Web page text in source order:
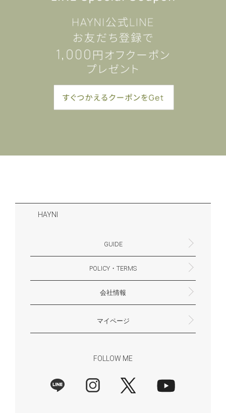
HAYNI
GUIDE
よくあるご質問・お問合せ
お支払いについて
配送・送料について
ギフトサービスについて
一緒に働く？(HAYNI採用情報サイトへ)
for Foreigners (overseas delivery)
POLICY・TERMS
返品・交換について
プライバシーポリシー
特定商取引法に基づく表示
外部送信ポリシー
会社情報
大阪府大阪市淀川区十八条3-9-35
電話番号：06-6868-9671
※お電話でのお問合せ受付は行っておりません
メール：support@hayni.jp
お問い合わせはこちらからお願いいたします
営業時間：10：00～15：00（金曜日は14：00ま
定休日： 土・日・祝祭日
※土日祝祭日はお休みをいただきます。
メールの返信は翌営業日となりますので、ご了承
マイページ
FOLLOW ME